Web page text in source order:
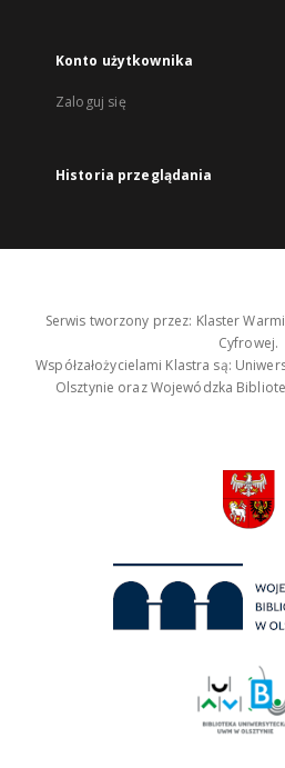
Konto użytkownika
Zaloguj się
Historia przeglądania
Serwis tworzony przez: Klaster
Cyfrowej.
Współzałożycielami Klastra są:
Olsztynie oraz Wojewódzka